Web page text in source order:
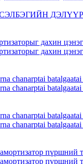
дахин
дахин
chanarptai
chanarptai
chanarptai
chanarptai
пүршний
пүршний